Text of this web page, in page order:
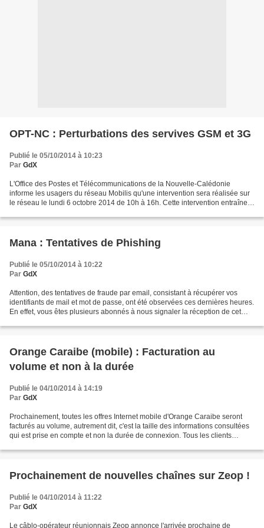
OPT-NC : Perturbations des servives GSM et 3G
Publié le 05/10/2014 à 10:23
Par GdX
L'Office des Postes et Télécommunications de la Nouvelle-Calédonie
informe les usagers du réseau Mobilis qu'une intervention sera réalisée sur
le réseau le lundi 6 octobre 2014 de 10h à 16h. Cette intervention entraînera
Mana : Tentatives de Phishing
Publié le 05/10/2014 à 10:22
Par GdX
Attention, des tentatives de fraude par email, consistant à récupérer vos
identifiants de mail et mot de passe, ont été observées ces dernières heures.
En effet, vous êtes plusieurs abonnés à nous signaler la réception de cet
Orange Caraibe (mobile) : Facturation au
volume et non à la durée
Publié le 04/10/2014 à 14:19
Par GdX
Prochainement, toutes les offres Internet mobile d'Orange Caraibe seront
facturés au volume, autrement dit, c'est la taille des informations consultées
qui est prise en compte et non la durée de connexion. Tous les clients
Prochainement de nouvelles chaînes sur Zeop !
Publié le 04/10/2014 à 11:22
Par GdX
Le câblo-opérateur réunionnais Zeop annonce l'arrivée prochaine de